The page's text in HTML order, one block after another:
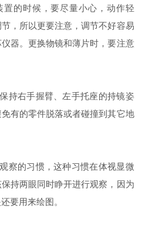
的时候，要尽量小心，动作轻
，所以更要注意，调节不好容易
器。更换物镜和薄片时，要注意
右手握臂、左手托座的持镜姿
有的零件脱落或者碰撞到其它地
的习惯，这种习惯在体视显微
持两眼同时睁开进行观察，因为
要用来绘图。